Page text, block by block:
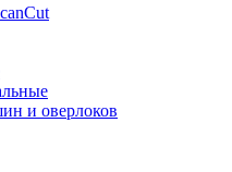
и оверлоков